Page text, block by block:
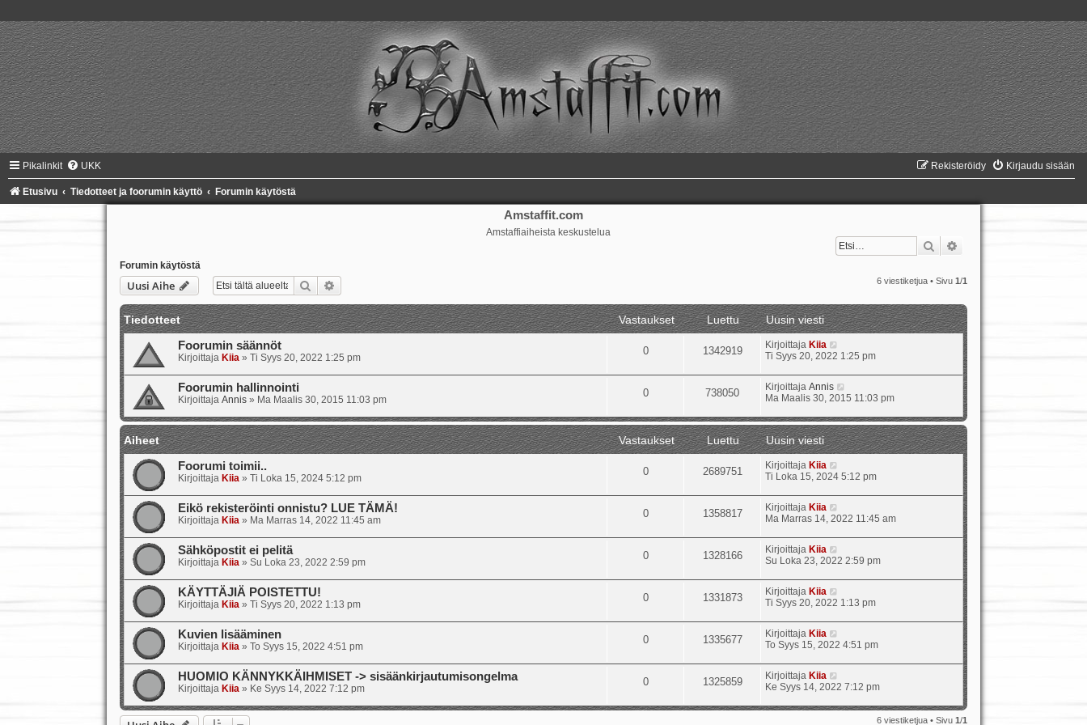
Pikalinkit UKK Kirjaudu sisään
Rekisteröidy
Etusivu Tiedotteet ja foorumin käyttö Forumin käytöstä
Amstaffit.com
Amstaffiaiheista keskustelua
Etsi
Forumin käytöstä
Uusi Aihe Etsi 6 viestiketjua • Sivu1/1
Tiedotteet Vastaukset Luettu
Uusin viesti
Foorumin säännöt
Kirjoittaja Kiia » Ti Syys 20, 2022 1:25 pm
0 1342919 KirjoittajaKiia
Ti Syys 20, 2022 1:25 pm
Foorumin hallinnointi
Kirjoittaja Annis» Ma Maalis 30, 2015 11:03 pm
0 738050 KirjoittajaAnnis
Ma Maalis 30, 2015 11:03 pm
Aiheet Vastaukset Luettu
Uusin viesti
Foorumi toimii..
Kirjoittaja Kiia » Ti Loka 15, 2024 5:12 pm
0 2689751 KirjoittajaKiia
Ti Loka 15, 2024 5:12 pm
Eikö rekisteröinti onnistu? LUE TÄMÄ!
Kirjoittaja Kiia » Ma Marras 14, 2022 11:45 am
0 1358817 KirjoittajaKiia
Ma Marras 14, 2022 11:45 am
Sähköpostit ei pelitä
Kirjoittaja Kiia » Su Loka 23, 2022 2:59 pm
0 1328166 KirjoittajaKiia
Su Loka 23, 2022 2:59 pm
KÄYTTÄJIÄ POISTETTU!
Kirjoittaja Kiia » Ti Syys 20, 2022 1:13 pm
0 1331873 KirjoittajaKiia
Ti Syys 20, 2022 1:13 pm
Kuvien lisääminen
Kirjoittaja Kiia » To Syys 15, 2022 4:51 pm
0 1335677 KirjoittajaKiia
To Syys 15, 2022 4:51 pm
HUOMIO KÄNNYKKÄIHMISET -> sisäänkirjautumisongelma
Kirjoittaja Kiia » Ke Syys 14, 2022 7:12 pm
0 1325859 KirjoittajaKiia
Ke Syys 14, 2022 7:12 pm
6 viestiketjua • Sivu1/1